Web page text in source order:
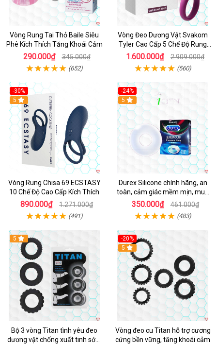
Vòng Rung Tai Thỏ Baile Siêu
Phê Kích Thích Tăng Khoái Cảm
290.000₫ 345.000₫
(652)
Vòng Đeo Dương Vật Svakom
Tyler Cao Cấp 5 Chế Độ Rung
Mạnh Mẽ Kích Thích Điểm G
1.600.000₫ 2.909.000₫
(560)
-30%
Hot
5
Vòng Rung Chisa 69 ECSTASY
10 Chế Độ Cao Cấp Kích Thích
890.000₫ 1.271.000₫
(491)
-24%
5
Durex Silicone chính hãng, an
toàn, cảm giác mềm mịn, mua
ngay
350.000₫ 461.000₫
(483)
5
Bộ 3 vòng Titan tình yêu đeo
dương vật chống xuất tinh sớm
-20%
Hot
5
Vòng đeo cu Titan hỗ trợ cương
cứng bền vững, tăng khoái cảm